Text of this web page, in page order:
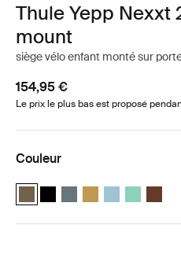
Thule Yepp Nexxt
mount
siège vélo enfant monté sur
154,95 €
Le prix le plus bas est proposé
Couleur
Thule Yepp Nexxt 2 maxi Kaki
Thule Yepp Nexxt 2 maxi
Thule Yepp Nexxt 2
Thule Yepp Nexxt 2
Thule Yepp
ThuleThule